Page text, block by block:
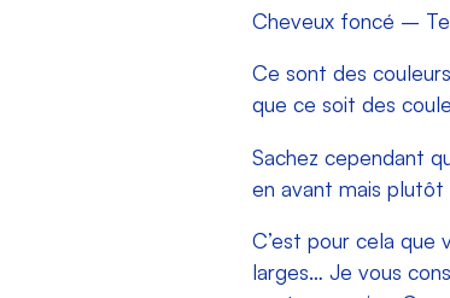
Cheveux foncé –
Ce sont des
que ce soit des
Sachez cependant
en avant mais plutôt
C’est pour cela
larges… Je vous